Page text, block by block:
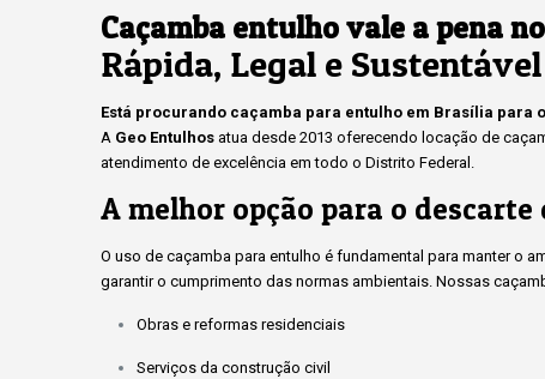
Caçamba entulho vale a pena
Rápida, Legal e Sustentável
Está procurando caçamba para entulho em Brasília para
A Geo Entulhos atua desde 2013 oferecendo locação de
atendimento de excelência em todo o Distrito Federal.
A melhor opção para o
O uso de caçamba para entulho é fundamental para manter o
garantir o cumprimento das normas ambientais. Nossas
Obras e reformas residenciais
Serviços da construção civil